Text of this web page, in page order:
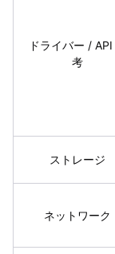
ドライバー /
考
ストレージ
ネットワーク